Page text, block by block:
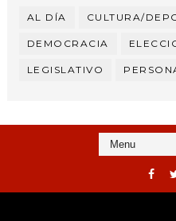
AL DÍA CULTURA/
DEMOCRACIA
LEGISLATIVO